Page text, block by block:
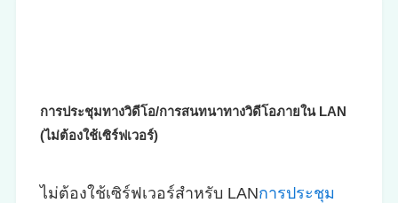
การประชุมทางวิดีโอ/การสนทนาทางวิดีโอภายใน LAN
(ไม่ต้องใช้เซิร์ฟเวอร์)
ไม่ต้องใช้เซิร์ฟเวอร์สำหรับ LANการประชุม